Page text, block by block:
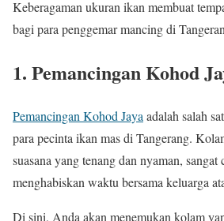
Keberagaman ukuran ikan membuat
bagi para penggemar mancing di
1. Pemancingan Kohod
Pemancingan Kohod Jaya adalah salah
para pecinta ikan mas di Tangerang.
suasana yang tenang dan nyaman,
menghabiskan waktu bersama keluarga
Di sini, Anda akan menemukan kolam